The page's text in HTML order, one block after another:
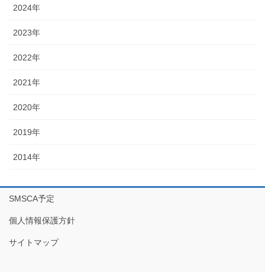
2024年
2023年
2022年
2021年
2020年
2019年
2014年
SMSCA予定
個人情報保護方針
サイトマップ